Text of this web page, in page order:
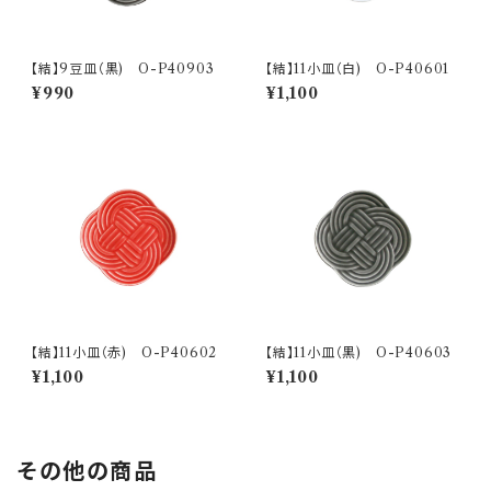
【結】9豆皿（黒) O-P40903
¥990
【結】11小皿（白) O-P40601
¥1,100
【結】11小皿（赤) O-P40602
¥1,100
【結】11小皿（黒) O-P40603
¥1,100
その他の商品